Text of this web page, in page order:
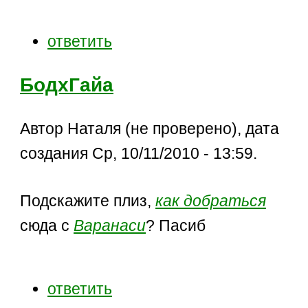
ответить
БодхГайа
Автор Наталя (не проверено), дата
создания Ср, 10/11/2010 - 13:59.
Подскажите плиз,как добраться
сюда сВаранаси? Пасиб
ответить